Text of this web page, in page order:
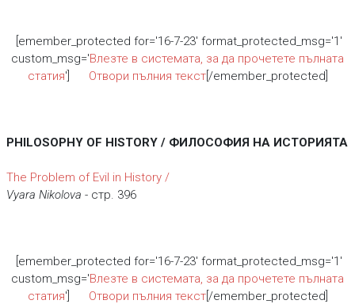
[emember_protected for='16-7-23' format_protected_msg='1'
custom_msg='Влезте в системата, за да прочетете пълната
статия'] Отвори пълния текст[/emember_protected]
PHILOSOPHY OF HISTORY / ФИЛОСОФИЯ НА ИСТОРИЯТА
The Problem of Evil in History /
Vyara Nikolova - стр. 396
[emember_protected for='16-7-23' format_protected_msg='1'
custom_msg='Влезте в системата, за да прочетете пълната
статия'] Отвори пълния текст[/emember_protected]